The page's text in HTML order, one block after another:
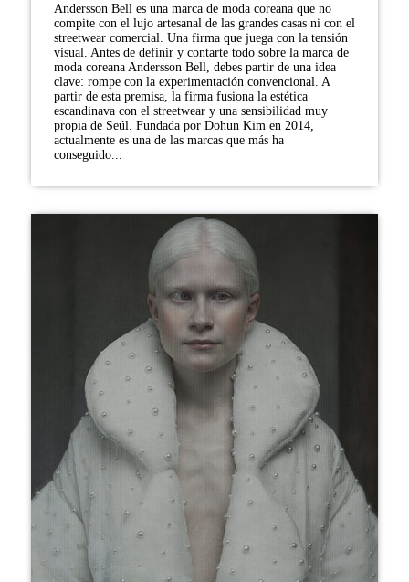
Andersson Bell es una marca de moda coreana que no
compite con el lujo artesanal de las grandes casas ni con el
streetwear comercial. Una firma que juega con la tensión
visual. Antes de definir y contarte todo sobre la marca de
moda coreana Andersson Bell, debes partir de una idea
clave: rompe con la experimentación convencional. A
partir de esta premisa, la firma fusiona la estética
escandinava con el streetwear y una sensibilidad muy
propia de Seúl. Fundada por Dohun Kim en 2014,
actualmente es una de las marcas que más ha
conseguido...